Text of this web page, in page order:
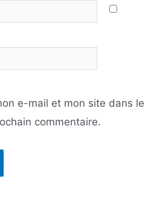
e-mail et mon site dans le
commentaire.